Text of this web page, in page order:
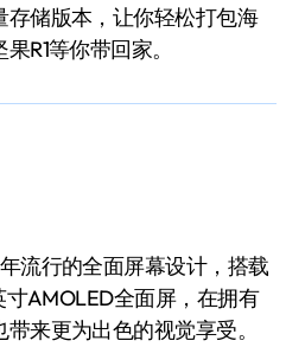
储版本，让你轻松打包海
R1等你带回家。
行的全面屏幕设计，搭载
AMOLED全面屏，在拥有
来更为出色的视觉享受。